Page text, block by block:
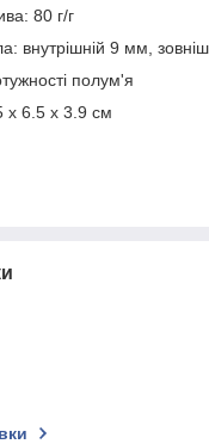
80 г/г
внутрішній 9 мм,
полум'я
x 6.5 x 3.9 см